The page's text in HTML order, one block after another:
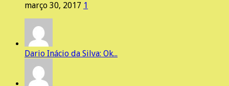
março 30, 2017 1
Dario Inácio da Silva: Ok...